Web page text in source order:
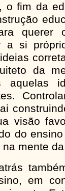
fim da
a si
da
aquelas
visão
do
mente
em